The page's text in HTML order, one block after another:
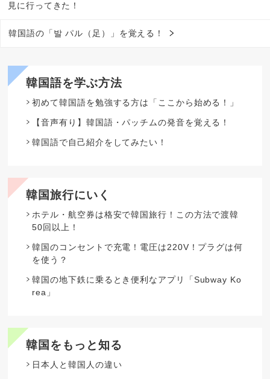
見に行ってきた！
韓国語の「발 パル（足）」を覚える！
韓国語を学ぶ方法
初めて韓国語を勉強する方は「ここから始める！」
【音声有り】韓国語・パッチムの発音を覚える！
韓国語で自己紹介をしてみたい！
韓国旅行にいく
ホテル・航空券は格安で韓国旅行！この方法で渡韓
50回以上！
韓国のコンセントで充電！電圧は220V！プラグは何
を使う？
韓国の地下鉄に乗るとき便利なアプリ「Subway Ko
rea」
韓国をもっと知る
日本人と韓国人の違い